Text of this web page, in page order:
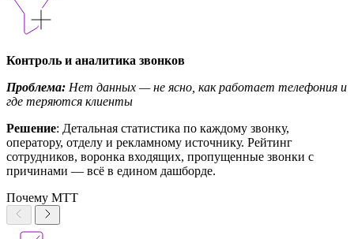
Контроль и аналитика звонков
Проблема: Нет данных — не ясно, как работает телефония и
где теряются клиенты
Решение: Детальная статистика по каждому звонку,
оператору, отделу и рекламному источнику. Рейтинг
сотрудников, воронка входящих, пропущенные звонки с
причинами — всё в едином дашборде.
Почему МТТ